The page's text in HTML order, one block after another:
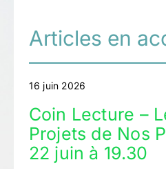
Articles en
16 juin 2026
Coin Lecture –
Projets de Nos
22 juin à 19.30